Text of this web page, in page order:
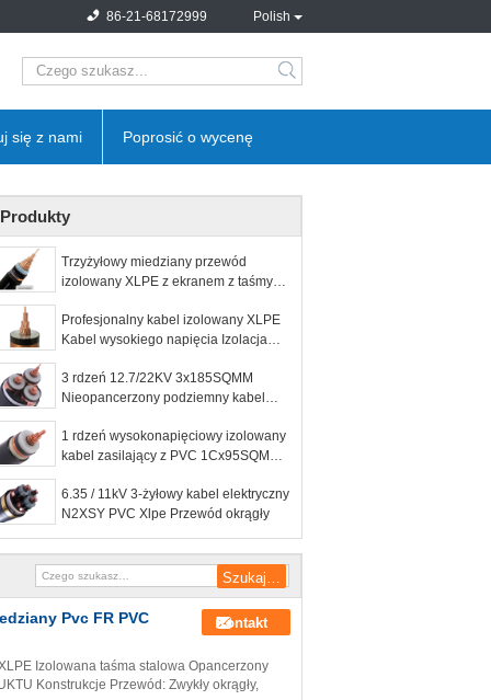
Polish
86-21-68172999
search
się z nami Poprosić o wycenę
Produkty
Trzyżyłowy miedziany przewód
izolowany XLPE z ekranem z taśmy
Profesjonalny kabel izolowany XLPE
Kabel wysokiego napięcia Izolacja
3 rdzeń 12.7/22KV 3x185SQMM
Nieopancerzony podziemny kabel
1 rdzeń wysokonapięciowy izolowany
kabel zasilający z PVC 1Cx95SQMM
6.35 / 11kV 3-żyłowy kabel elektryczny
N2XSY PVC Xlpe Przewód okrągły
Pvc FR PVC Kontakt
Izolowana taśma stalowa Opancerzony
Konstrukcje Przewód: Zwykły okrągły,